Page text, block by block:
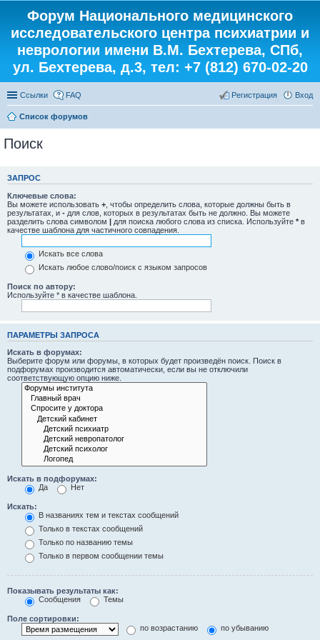
Форум Национального медицинского
исследовательского центра психиатрии и
неврологии имени В.М. Бехтерева, СПб,
ул. Бехтерева, д.3, тел: +7 (812) 670-02-20
Ссылки FAQ Вход
Регистрация
Список форумов
Поиск
ЗАПРОС
Ключевые слова:
Вы можете использовать + , чтобы определить слова, которые должны быть в
результатах, и - для слов, которых в результатах быть не должно. Вы можете
разделить слова символом | для поиска любого слова из списка. Используйте * в
качестве шаблона для частичного совпадения.
Искать все слова
Искать любое слово/поиск с языком запросов
Поиск по автору:
Используйте * в качестве шаблона.
ПАРАМЕТРЫ ЗАПРОСА
Искать в форумах:
Выберите форум или форумы, в которых будет произведён поиск. Поиск в
подфорумах производится автоматически, если вы не отключили
соответствующую опцию ниже.
Искать в подфорумах:
Да
Нет
Искать:
В названиях тем и текстах сообщений
Только в текстах сообщений
Только по названию темы
Только в первом сообщении темы
Показывать результаты как:
Сообщения
Темы
Поле сортировки:
по возрастанию
по убыванию